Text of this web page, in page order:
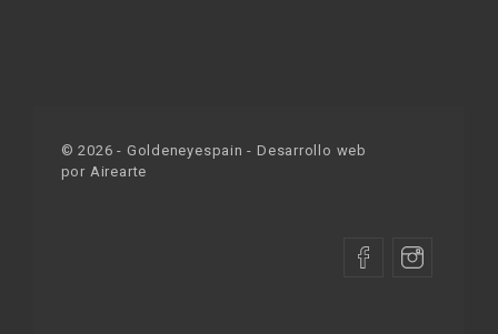
©2026 - Goldeneyespain - Desarrollo web
por Airearte